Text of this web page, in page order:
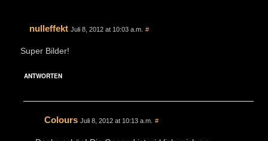
nulleffekt Juli 8, 2012 at 10:03 a.m. #
Super Bilder!
ANTWORTEN
Colours Juli 8, 2012 at 10:13 a.m. #